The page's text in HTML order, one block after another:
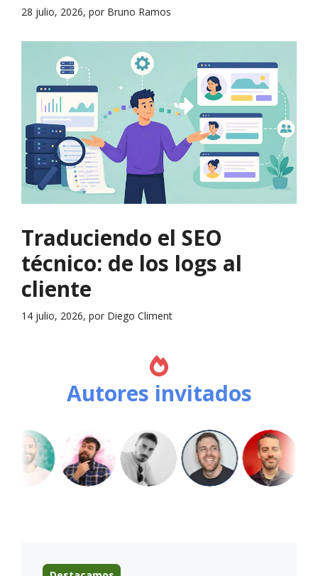
28 julio, 2026, por Bruno Ramos
Traduciendo el SEO
técnico: de los logs al
cliente
14 julio, 2026, por Diego Climent
Autores invitados